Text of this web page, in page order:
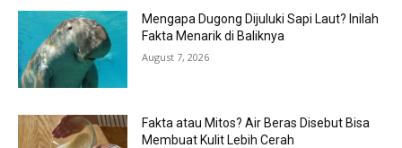
Mengapa Dugong Dijuluki Sapi Laut? Inilah
Fakta Menarik di Baliknya
August 7, 2026
Fakta atau Mitos? Air Beras Disebut Bisa
Membuat Kulit Lebih Cerah